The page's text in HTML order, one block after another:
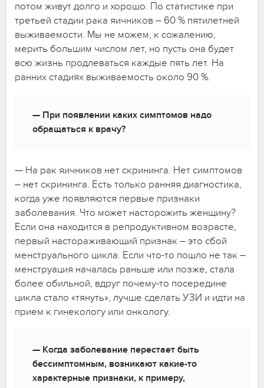
потом живут долго и хорошо. По статистике при
третьей стадии рака яичников – 60 % пятилетней
выживаемости. Мы не можем, к сожалению,
мерить большим числом лет, но пусть она будет
всю жизнь продлеваться каждые пять лет. На
ранних стадиях выживаемость около 90 %.
— При появлении каких симптомов надо
обращаться к врачу?
— На рак яичников нет скрининга. Нет симптомов
– нет скрининга. Есть только ранняя диагностика,
когда уже появляются первые признаки
заболевания. Что может насторожить женщину?
Если она находится в репродуктивном возрасте,
первый настораживающий признак – это сбой
менструального цикла. Если что-то пошло не так –
менструация началась раньше или позже, стала
более обильной, вдруг почему-то посередине
цикла стало «тянуть», лучше сделать УЗИ и идти на
прием к гинекологу или онкологу.
— Когда заболевание перестает быть
бессимптомным, возникают какие-то
характерные признаки, к примеру,